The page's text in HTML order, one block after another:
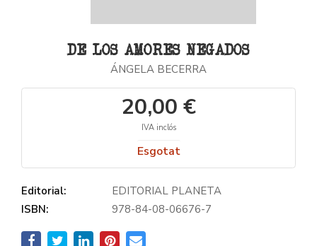
DE LOS AMORES NEGADOS
ÁNGELA BECERRA
20,00 €
IVA inclós
Esgotat
Editorial:
EDITORIAL PLANETA
ISBN:
978-84-08-06676-7